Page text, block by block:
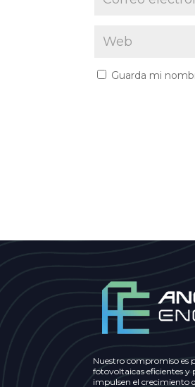
Guarda mi
Nuestro compromiso es
fotovoltaicas eficientes y
impulsen el crecimiento